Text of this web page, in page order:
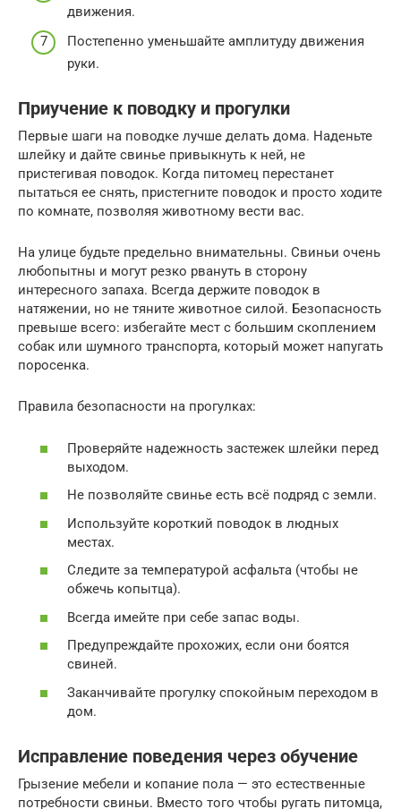
движения.
Постепенно уменьшайте амплитуду движения
руки.
Приучение к поводку и прогулки
Первые шаги на поводке лучше делать дома. Наденьте
шлейку и дайте свинье привыкнуть к ней, не
пристегивая поводок. Когда питомец перестанет
пытаться ее снять, пристегните поводок и просто ходите
по комнате, позволяя животному вести вас.
На улице будьте предельно внимательны. Свиньи очень
любопытны и могут резко рвануть в сторону
интересного запаха. Всегда держите поводок в
натяжении, но не тяните животное силой. Безопасность
превыше всего: избегайте мест с большим скоплением
собак или шумного транспорта, который может напугать
поросенка.
Правила безопасности на прогулках:
Проверяйте надежность застежек шлейки перед
выходом.
Не позволяйте свинье есть всё подряд с земли.
Используйте короткий поводок в людных
местах.
Следите за температурой асфальта (чтобы не
обжечь копытца).
Всегда имейте при себе запас воды.
Предупреждайте прохожих, если они боятся
свиней.
Заканчивайте прогулку спокойным переходом в
дом.
Исправление поведения через обучение
Грызение мебели и копание пола — это естественные
потребности свиньи. Вместо того чтобы ругать питомца,